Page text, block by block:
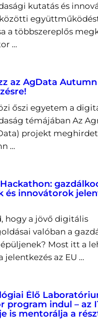
kutatás és
a többszereplős
…
az AgData
őszi egyetem a
témájában Az
projekt
…
Hackathon:
és innovátorok
hogy a jövő digitális
valóban a
Most itt a
jelentkezés az EU …
Élő
program indul – az
is mentorálja a